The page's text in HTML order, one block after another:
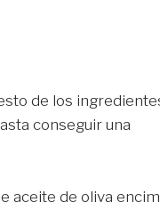
de los
conseguir una
aceite de oliva